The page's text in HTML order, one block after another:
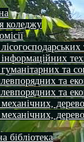
коледжу
та
та
та
бібліотека